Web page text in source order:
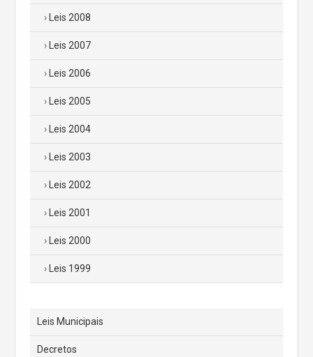
Leis 2008
Leis 2007
Leis 2006
Leis 2005
Leis 2004
Leis 2003
Leis 2002
Leis 2001
Leis 2000
Leis 1999
Leis Municipais
Decretos